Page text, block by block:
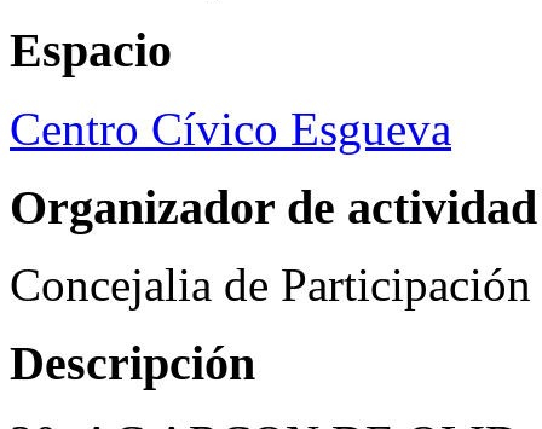
Espacio
Centro Cívico Esgueva
Organizador de actividad
Concejalia de
Descripción